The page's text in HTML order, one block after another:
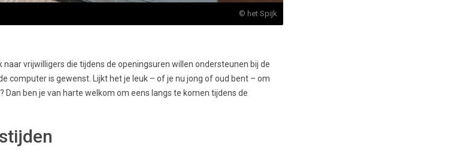
© het Spijk
vrijwilligers die tijdens de openingsuren willen ondersteunen bij de
computer is gewenst. Lijkt het je leuk – of je nu jong of oud bent – om
ben je van harte welkom om eens langs te komen tijdens de